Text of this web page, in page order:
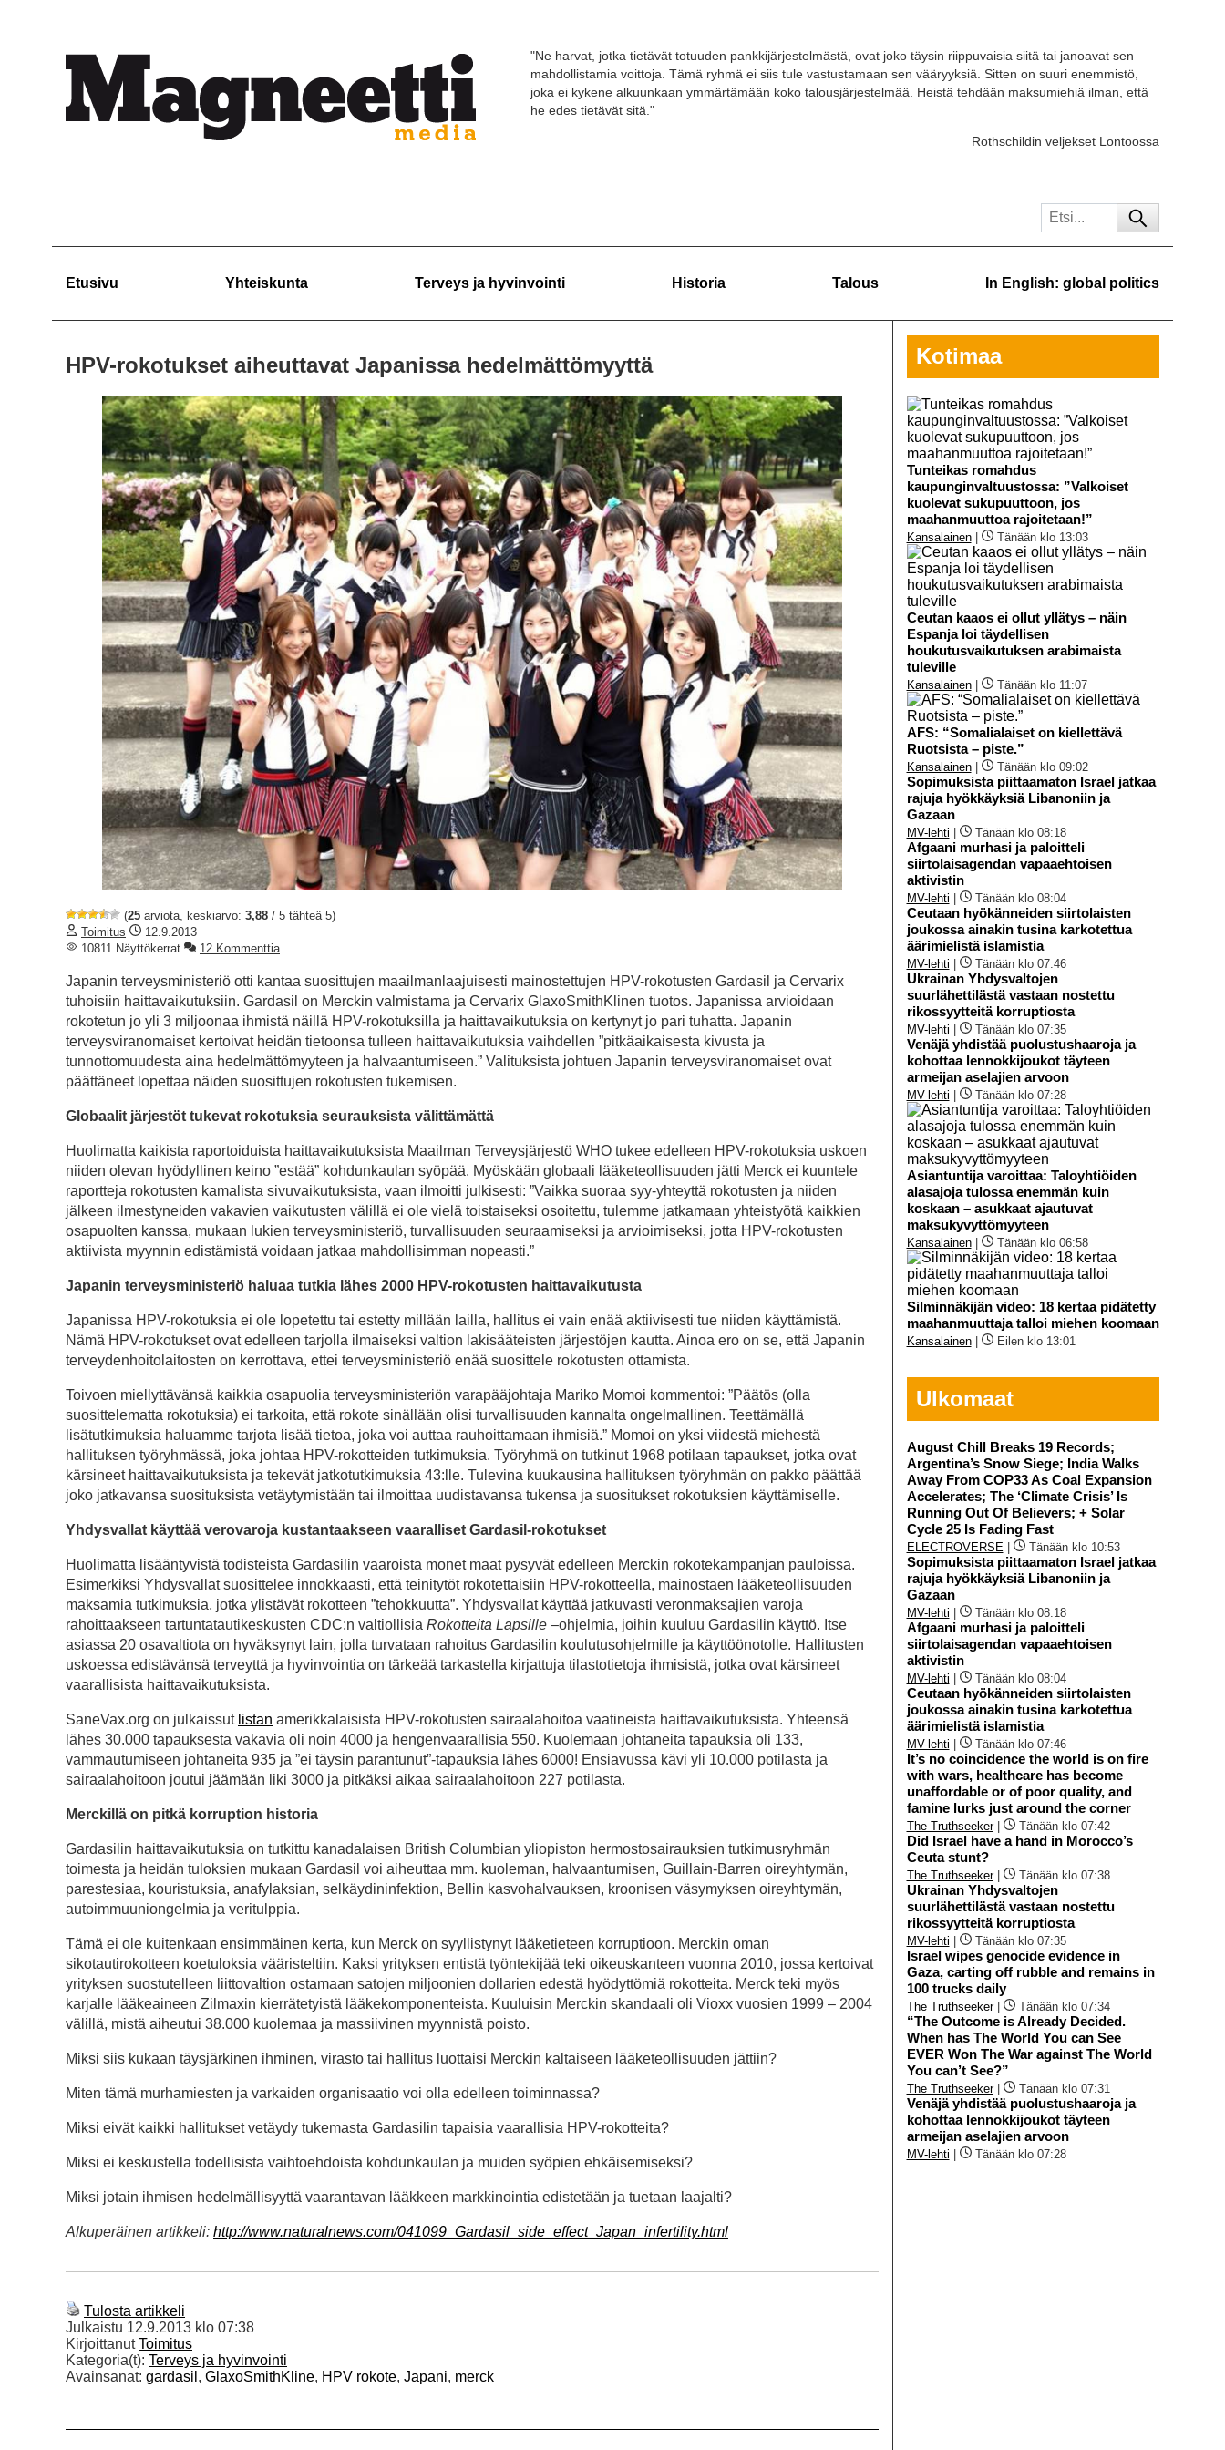
"Ne harvat, jotka tietävät totuuden pankkijärjestelmästä, ovat joko täysin riippuvaisia siitä tai janoavat sen
mahdollistamia voittoja. Tämä ryhmä ei siis tule vastustamaan sen vääryyksiä. Sitten on suuri enemmistö,
joka ei kykene alkuunkaan ymmärtämään koko talousjärjestelmää. Heistä tehdään maksumiehiä ilman, että
he edes tietävät sitä."
Rothschildin veljekset Lontoossa
Etusivu Yhteiskunta Terveys ja hyvinvointi Historia Talous In English: global politics
HPV-rokotukset aiheuttavat Japanissa hedelmättömyyttä
(25 arviota, keskiarvo: 3,88 / 5 tähteä 5)
Toimitus
12.9.2013
10811 Näyttökerrat
12 Kommenttia
Japanin terveysministeriö otti kantaa suosittujen maailmanlaajuisesti mainostettujen HPV-rokotusten Gardasil ja Cervarix
tuhoisiin haittavaikutuksiin. Gardasil on Merckin valmistama ja Cervarix GlaxoSmithKlinen tuotos. Japanissa arvioidaan
rokotetun jo yli 3 miljoonaa ihmistä näillä HPV-rokotuksilla ja haittavaikutuksia on kertynyt jo pari tuhatta. Japanin
terveysviranomaiset kertoivat heidän tietoonsa tulleen haittavaikutuksia vaihdellen ”pitkäaikaisesta kivusta ja
tunnottomuudesta aina hedelmättömyyteen ja halvaantumiseen.” Valituksista johtuen Japanin terveysviranomaiset ovat
päättäneet lopettaa näiden suosittujen rokotusten tukemisen.
Globaalit järjestöt tukevat rokotuksia seurauksista välittämättä
Huolimatta kaikista raportoiduista haittavaikutuksista Maailman Terveysjärjestö WHO tukee edelleen HPV-rokotuksia uskoen
niiden olevan hyödyllinen keino ”estää” kohdunkaulan syöpää. Myöskään globaali lääketeollisuuden jätti Merck ei kuuntele
raportteja rokotusten kamalista sivuvaikutuksista, vaan ilmoitti julkisesti: ”Vaikka suoraa syy-yhteyttä rokotusten ja niiden
jälkeen ilmestyneiden vakavien vaikutusten välillä ei ole vielä toistaiseksi osoitettu, tulemme jatkamaan yhteistyötä kaikkien
osapuolten kanssa, mukaan lukien terveysministeriö, turvallisuuden seuraamiseksi ja arvioimiseksi, jotta HPV-rokotusten
aktiivista myynnin edistämistä voidaan jatkaa mahdollisimman nopeasti.”
Japanin terveysministeriö haluaa tutkia lähes 2000 HPV-rokotusten haittavaikutusta
Japanissa HPV-rokotuksia ei ole lopetettu tai estetty millään lailla, hallitus ei vain enää aktiivisesti tue niiden käyttämistä.
Nämä HPV-rokotukset ovat edelleen tarjolla ilmaiseksi valtion lakisääteisten järjestöjen kautta. Ainoa ero on se, että Japanin
terveydenhoitolaitosten on kerrottava, ettei terveysministeriö enää suosittele rokotusten ottamista.
Toivoen miellyttävänsä kaikkia osapuolia terveysministeriön varapääjohtaja Mariko Momoi kommentoi: ”Päätös (olla
suosittelematta rokotuksia) ei tarkoita, että rokote sinällään olisi turvallisuuden kannalta ongelmallinen. Teettämällä
lisätutkimuksia haluamme tarjota lisää tietoa, joka voi auttaa rauhoittamaan ihmisiä.” Momoi on yksi viidestä miehestä
hallituksen työryhmässä, joka johtaa HPV-rokotteiden tutkimuksia. Työryhmä on tutkinut 1968 potilaan tapaukset, jotka ovat
kärsineet haittavaikutuksista ja tekevät jatkotutkimuksia 43:lle. Tulevina kuukausina hallituksen työryhmän on pakko päättää
joko jatkavansa suosituksista vetäytymistään tai ilmoittaa uudistavansa tukensa ja suositukset rokotuksien käyttämiselle.
Yhdysvallat käyttää verovaroja kustantaakseen vaaralliset Gardasil-rokotukset
Huolimatta lisääntyvistä todisteista Gardasilin vaaroista monet maat pysyvät edelleen Merckin rokotekampanjan pauloissa.
Esimerkiksi Yhdysvallat suosittelee innokkaasti, että teinitytöt rokotettaisiin HPV-rokotteella, mainostaen lääketeollisuuden
maksamia tutkimuksia, jotka ylistävät rokotteen ”tehokkuutta”. Yhdysvallat käyttää jatkuvasti veronmaksajien varoja
rahoittaakseen tartuntatautikeskusten CDC:n valtiollisia Rokotteita Lapsille –ohjelmia, joihin kuuluu Gardasilin käyttö. Itse
asiassa 20 osavaltiota on hyväksynyt lain, jolla turvataan rahoitus Gardasilin koulutusohjelmille ja käyttöönotolle. Hallitusten
uskoessa edistävänsä terveyttä ja hyvinvointia on tärkeää tarkastella kirjattuja tilastotietoja ihmisistä, jotka ovat kärsineet
vaarallisista haittavaikutuksista.
SaneVax.org on julkaissut listan amerikkalaisista HPV-rokotusten sairaalahoitoa vaatineista haittavaikutuksista. Yhteensä
lähes 30.000 tapauksesta vakavia oli noin 4000 ja hengenvaarallisia 550. Kuolemaan johtaneita tapauksia oli 133,
vammautumiseen johtaneita 935 ja ”ei täysin parantunut”-tapauksia lähes 6000! Ensiavussa kävi yli 10.000 potilasta ja
sairaalahoitoon joutui jäämään liki 3000 ja pitkäksi aikaa sairaalahoitoon 227 potilasta.
Merckillä on pitkä korruption historia
Gardasilin haittavaikutuksia on tutkittu kanadalaisen British Columbian yliopiston hermostosairauksien tutkimusryhmän
toimesta ja heidän tuloksien mukaan Gardasil voi aiheuttaa mm. kuoleman, halvaantumisen, Guillain-Barren oireyhtymän,
parestesiaa, kouristuksia, anafylaksian, selkäydininfektion, Bellin kasvohalvauksen, kroonisen väsymyksen oireyhtymän,
autoimmuuniongelmia ja veritulppia.
Tämä ei ole kuitenkaan ensimmäinen kerta, kun Merck on syyllistynyt lääketieteen korruptioon. Merckin oman
sikotautirokotteen koetuloksia vääristeltiin. Kaksi yrityksen entistä työntekijää teki oikeuskanteen vuonna 2010, jossa kertoivat
yrityksen suostutelleen liittovaltion ostamaan satojen miljoonien dollarien edestä hyödyttömiä rokotteita. Merck teki myös
karjalle lääkeaineen Zilmaxin kierrätetyistä lääkekomponenteista. Kuuluisin Merckin skandaali oli Vioxx vuosien 1999 – 2004
välillä, mistä aiheutui 38.000 kuolemaa ja massiivinen myynnistä poisto.
Miksi siis kukaan täysjärkinen ihminen, virasto tai hallitus luottaisi Merckin kaltaiseen lääketeollisuuden jättiin?
Miten tämä murhamiesten ja varkaiden organisaatio voi olla edelleen toiminnassa?
Miksi eivät kaikki hallitukset vetäydy tukemasta Gardasilin tapaisia vaarallisia HPV-rokotteita?
Miksi ei keskustella todellisista vaihtoehdoista kohdunkaulan ja muiden syöpien ehkäisemiseksi?
Miksi jotain ihmisen hedelmällisyyttä vaarantavan lääkkeen markkinointia edistetään ja tuetaan laajalti?
Alkuperäinen artikkeli: http://www.naturalnews.com/041099_Gardasil_side_effect_Japan_infertility.html
Tulosta artikkeli
Julkaistu 12.9.2013 klo 07:38
KirjoittanutToimitus
Kategoria(t): Terveys ja hyvinvointi
Avainsanat: gardasil , GlaxoSmithKline, HPV rokote, Japani, merck
Kotimaa
Tunteikas romahdus
kaupunginvaltuustossa: ”Valkoiset
kuolevat sukupuuttoon, jos
maahanmuuttoa rajoitetaan!”
Kansalainen| Tänään klo 13:03
Ceutan kaaos ei ollut yllätys – näin
Espanja loi täydellisen
houkutusvaikutuksen arabimaista
tuleville
Kansalainen| Tänään klo 11:07
AFS: “Somalialaiset on kiellettävä
Ruotsista – piste.”
Kansalainen| Tänään klo 09:02
Sopimuksista piittaamaton Israel jatkaa
rajuja hyökkäyksiä Libanoniin ja
Gazaan
MV-lehti Tänään klo 08:18
Afgaani murhasi ja paloitteli
siirtolaisagendan vapaaehtoisen
aktivistin
MV-lehti Tänään klo 08:04
Ceutaan hyökänneiden siirtolaisten
joukossa ainakin tusina karkotettua
äärimielistä islamistia
MV-lehti Tänään klo 07:46
Ukrainan Yhdysvaltojen
suurlähettilästä vastaan nostettu
rikossyytteitä korruptiosta
MV-lehti Tänään klo 07:35
Venäjä yhdistää puolustushaaroja ja
kohottaa lennokkijoukot täyteen
armeijan aselajien arvoon
MV-lehti Tänään klo 07:28
Asiantuntija varoittaa: Taloyhtiöiden
alasajoja tulossa enemmän kuin
koskaan – asukkaat ajautuvat
maksukyvyttömyyteen
Kansalainen| Tänään klo 06:58
Silminnäkijän video: 18 kertaa pidätetty
maahanmuuttaja talloi miehen koomaan
Kansalainen| Eilen klo 13:01
Ulkomaat
August Chill Breaks 19 Records;
Argentina’s Snow Siege; India Walks
Away From COP33 As Coal Expansion
Accelerates; The ‘Climate Crisis’ Is
Running Out Of Believers; + Solar
Cycle 25 Is Fading Fast
ELECTROVERSE Tänään klo 10:53
Sopimuksista piittaamaton Israel jatkaa
rajuja hyökkäyksiä Libanoniin ja
Gazaan
MV-lehti Tänään klo 08:18
Afgaani murhasi ja paloitteli
siirtolaisagendan vapaaehtoisen
aktivistin
MV-lehti Tänään klo 08:04
Ceutaan hyökänneiden siirtolaisten
joukossa ainakin tusina karkotettua
äärimielistä islamistia
MV-lehti Tänään klo 07:46
It’s no coincidence the world is on fire
with wars, healthcare has become
unaffordable or of poor quality, and
famine lurks just around the corner
The Truthseeker| Tänään klo 07:42
Did Israel have a hand in Morocco’s
Ceuta stunt?
The Truthseeker| Tänään klo 07:38
Ukrainan Yhdysvaltojen
suurlähettilästä vastaan nostettu
rikossyytteitä korruptiosta
MV-lehti Tänään klo 07:35
Israel wipes genocide evidence in
Gaza, carting off rubble and remains in
100 trucks daily
The Truthseeker| Tänään klo 07:34
“The Outcome is Already Decided.
When has The World You can See
EVER Won The War against The World
You can’t See?”
The Truthseeker| Tänään klo 07:31
Venäjä yhdistää puolustushaaroja ja
kohottaa lennokkijoukot täyteen
armeijan aselajien arvoon
MV-lehti Tänään klo 07:28